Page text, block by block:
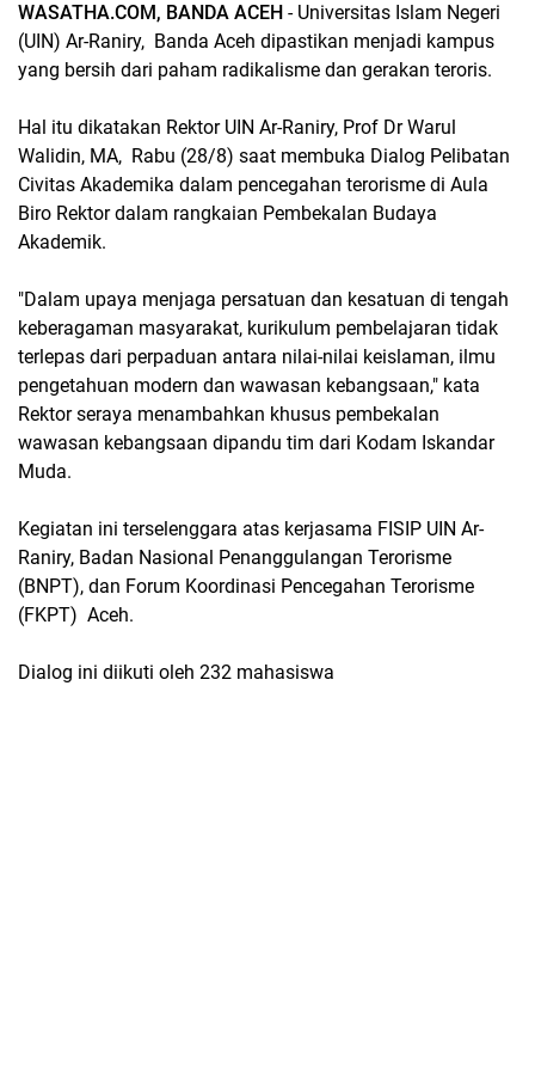
WASATHA.COM, BANDA ACEH - Universitas Islam Negeri
(UIN) Ar-Raniry, Banda Aceh dipastikan menjadi kampus
yang bersih dari paham radikalisme dan gerakan teroris.
Hal itu dikatakan Rektor UIN Ar-Raniry, Prof Dr Warul
Walidin, MA, Rabu (28/8) saat membuka Dialog Pelibatan
Civitas Akademika dalam pencegahan terorisme di Aula
Biro Rektor dalam rangkaian Pembekalan Budaya
Akademik.
"Dalam upaya menjaga persatuan dan kesatuan di tengah
keberagaman masyarakat, kurikulum pembelajaran tidak
terlepas dari perpaduan antara nilai-nilai keislaman, ilmu
pengetahuan modern dan wawasan kebangsaan," kata
Rektor seraya menambahkan khusus pembekalan
wawasan kebangsaan dipandu tim dari Kodam Iskandar
Muda.
Kegiatan ini terselenggara atas kerjasama FISIP UIN Ar-
Raniry, Badan Nasional Penanggulangan Terorisme
(BNPT), dan Forum Koordinasi Pencegahan Terorisme
(FKPT) Aceh.
Dialog ini diikuti oleh 232 mahasiswa